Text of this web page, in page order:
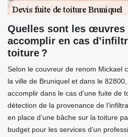
Quelles sont les œuvres
accomplir en cas
toiture ?
Selon le couvreur de renom Mickael
la ville de Bruniquel et dans le
accomplir dans le cas d’une fuite de
détection de la provenance de
en place d’une bâche sur la toiture
budget pour les services d’un